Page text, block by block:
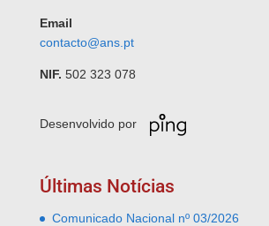
Email
contacto@ans.pt
NIF. 502 323 078
Desenvolvido por
Últimas Notícias
Comunicado Nacional nº 03/2026